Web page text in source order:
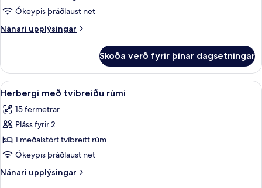
þrjá
með
Ókeypis þráðlaust net
Nánari upplýsingar
Nánari
fyrir
þrjá
-
baði
Skoða verð fyrir þínar dagsetningar
Skoða
allar
myndir
fyrir
Herbergi
með
tvíbreiðu
rúmi
Herbergi með tvíbreiðu rúmi |
8
Herbergi með tvíbreiðu rúmi
15 fermetrar
Pláss fyrir 2
1 meðalstórt tvíbreitt rúm
Ókeypis þráðlaust net
Nánari upplýsingar
Nánari